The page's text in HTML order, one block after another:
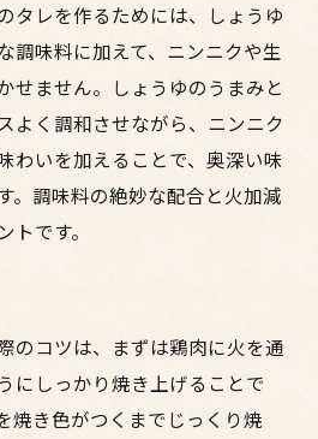
準備のコツ
法
合比率
ミング
プロの裏技
分け方
法
くする漬け込み時間
工夫
タレを作るためには、しょうゆ
調味料に加えて、ニンニクや生
せません。しょうゆのうまみと
よく調和させながら、ニンニク
わいを加えることで、奥深い味
。調味料の絶妙な配合と火加減
です。
のコツは、まずは鶏肉に火を通
にしっかり焼き上げることで
焼き色がつくまでじっくり焼